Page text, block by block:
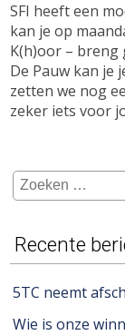
SFI heeft een
kan je op
K(h)oor – breng
De Pauw kan je
zetten we nog
zeker iets voor
Recente
5TC neemt
Wie is onze